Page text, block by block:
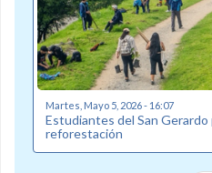
Martes, Mayo 5, 2026 - 16:07
Estudiantes del San
reforestación